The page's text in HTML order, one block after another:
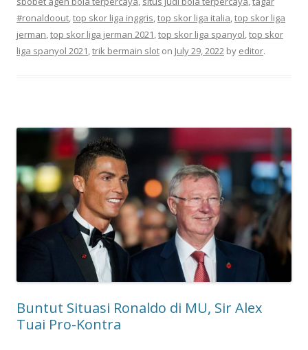
#ronaldoout,top skor liga inggris,top skor liga italia,top skor liga
jerman,top skor liga jerman 2021,top skor liga spanyol,top skor
liga spanyol 2021,trik bermain slot on July 29, 2022 by editor.
Buntut Situasi Ronaldo di MU, Sir Alex
Tuai Pro-Kontra